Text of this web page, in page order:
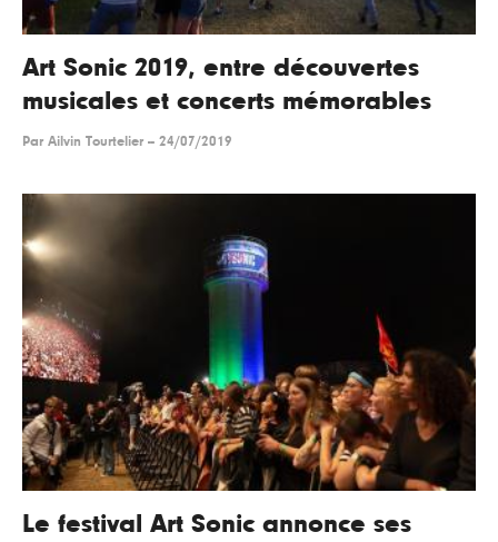
Art Sonic 2019, entre découvertes
musicales et concerts mémorables
Par Ailvin Tourtelier -- 24/07/2019
Le festival Art Sonic annonce ses